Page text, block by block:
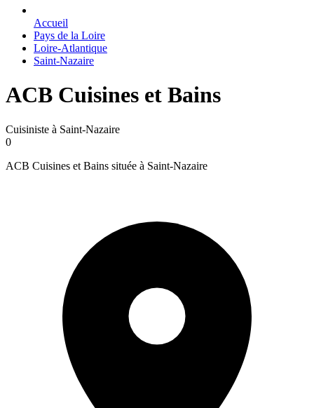
Accueil
Pays de la Loire
Loire-Atlantique
Saint-Nazaire
ACB Cuisines et Bains
Cuisiniste à Saint-Nazaire
0
ACB Cuisines et Bains située à Saint-Nazaire